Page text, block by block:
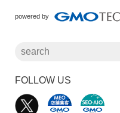
powered by
FOLLOW US